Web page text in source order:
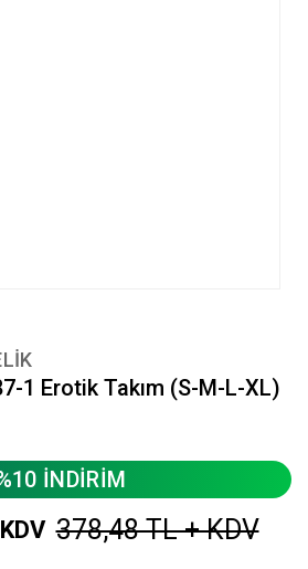
1 Erotik Takım (S-M-L-XL)
İNDİRİM
378,48 TL + KDV